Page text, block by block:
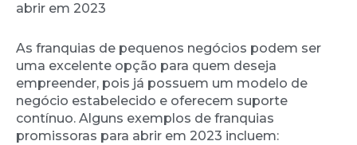
abrir em 2023
As franquias de pequenos negócios podem ser
uma excelente opção para quem deseja
empreender, pois já possuem um modelo de
negócio estabelecido e oferecem suporte
contínuo. Alguns exemplos de franquias
promissoras para abrir em 2023 incluem: